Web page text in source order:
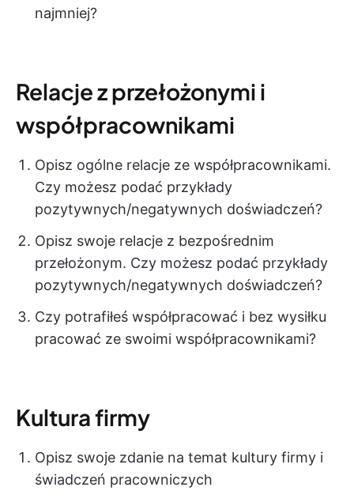
najmniej?
Relacje z przełożonymi i
współpracownikami
Opisz ogólne relacje ze współpracownikami.
Czy możesz podać przykłady
pozytywnych/negatywnych doświadczeń?
Opisz swoje relacje z bezpośrednim
przełożonym. Czy możesz podać przykłady
pozytywnych/negatywnych doświadczeń?
Czy potrafiłeś współpracować i bez wysiłku
pracować ze swoimi współpracownikami?
Kultura firmy
Opisz swoje zdanie na temat kultury firmy i
świadczeń pracowniczych